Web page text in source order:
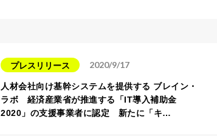
プレスリリース 2020/9/17
人材会社向け基幹システムを提供する ブレイン・
ラボ 経済産業省が推進する「IT導入補助金
2020」の支援事業者に認定 新たに「キ…